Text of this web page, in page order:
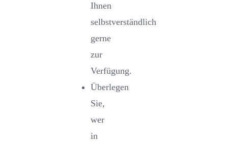
Ihnen
selbstverständlich
gerne
zur
Verfügung.
Überlegen
Sie,
wer
in